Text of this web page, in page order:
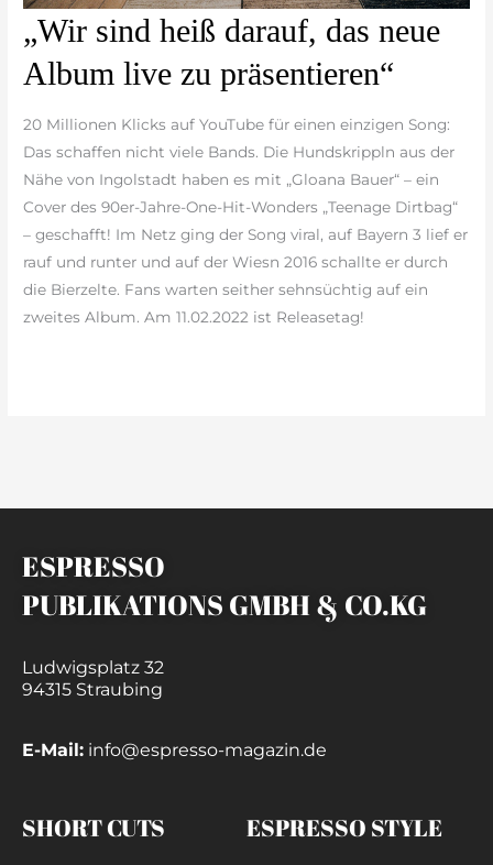
„Wir sind heiß darauf, das neue
Album live zu präsentieren“
20 Millionen Klicks auf YouTube für einen einzigen Song:
Das schaffen nicht viele Bands. Die Hundskrippln aus der
Nähe von Ingolstadt haben es mit „Gloana Bauer“ – ein
Cover des 90er-Jahre-One-Hit-Wonders „Teenage Dirtbag“
– geschafft! Im Netz ging der Song viral, auf Bayern 3 lief er
rauf und runter und auf der Wiesn 2016 schallte er durch
die Bierzelte. Fans warten seither sehnsüchtig auf ein
zweites Album. Am 11.02.2022 ist Releasetag!
„Wir
sind
heiß
das
neue
Album
live
zu
präsentieren“
ESPRESSO
PUBLIKATIONS GMBH & CO.KG
Ludwigsplatz 32
94315 Straubing
E-Mail: info@espresso-magazin.de
SHORT CUTS ESPRESSO STYLE